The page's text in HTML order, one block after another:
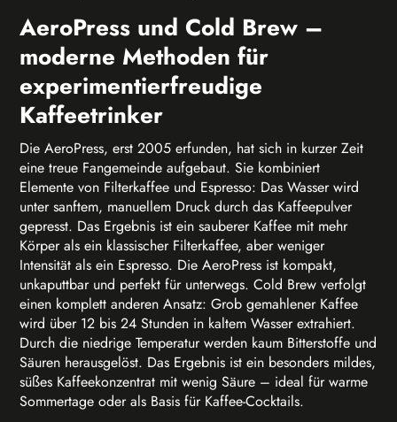
AeroPress und Cold Brew –
moderne Methoden für
experimentierfreudige
Kaffeetrinker
Die AeroPress, erst 2005 erfunden, hat sich in kurzer Zeit
eine treue Fangemeinde aufgebaut. Sie kombiniert
Elemente von Filterkaffee und Espresso: Das Wasser wird
unter sanftem, manuellem Druck durch das Kaffeepulver
gepresst. Das Ergebnis ist ein sauberer Kaffee mit mehr
Körper als ein klassischer Filterkaffee, aber weniger
Intensität als ein Espresso. Die AeroPress ist kompakt,
unkaputtbar und perfekt für unterwegs. Cold Brew verfolgt
einen komplett anderen Ansatz: Grob gemahlener Kaffee
wird über 12 bis 24 Stunden in kaltem Wasser extrahiert.
Durch die niedrige Temperatur werden kaum Bitterstoffe und
Säuren herausgelöst. Das Ergebnis ist ein besonders mildes,
süßes Kaffeekonzentrat mit wenig Säure – ideal für warme
Sommertage oder als Basis für Kaffee-Cocktails.